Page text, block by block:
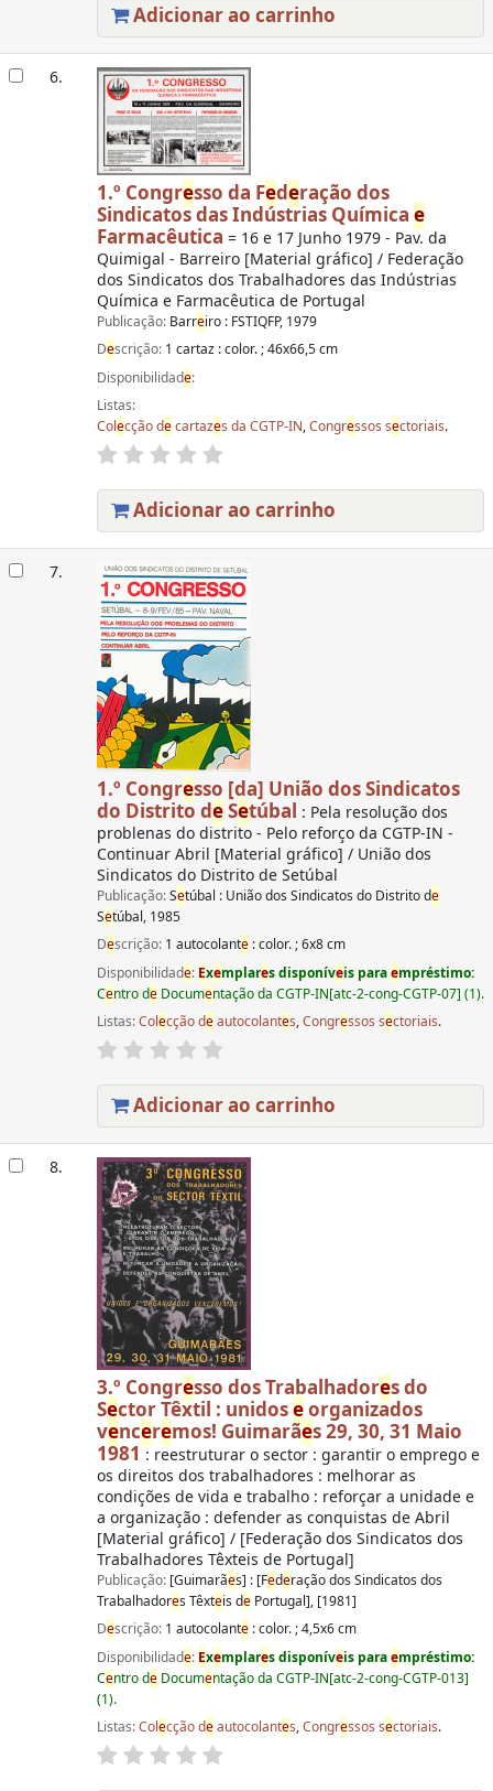
Adicionar ao carrinho
6.
1.º Congresso da Federação dos
Sindicatos das Indústrias Química e
Farmacêutica = 16 e 17 Junho 1979 - Pav. da
Quimigal - Barreiro [Material gráfico] / Federação
dos Sindicatos dos Trabalhadores das Indústrias
Química e Farmacêutica de Portugal
Publicação: Barreiro : FSTIQFP, 1979
Descrição: 1 cartaz : color. ; 46x66,5 cm
Disponibilidade:
Listas:
Colecção decartazes da CGTP-IN,Congressos sectoriais.
Adicionar ao carrinho
7.
1.º Congresso [da] União dos Sindicatos
do Distrito deSetúbal : Pela resolução dos
problenas do distrito - Pelo reforço da CGTP-IN -
Continuar Abril [Material gráfico] / União dos
Sindicatos do Distrito de Setúbal
Publicação:Setúbal : União dos Sindicatos do Distrito de
Setúbal, 1985
Descrição: 1 autocolante: color. ; 6x8 cm
Disponibilidade: Exemplares disponíveis paraempréstimo:
Centro deDocumentação da CGTP-IN[atc-2-cong-CGTP-07] (1).
Listas:Colecção deautocolantes,Congressos sectoriais.
Adicionar ao carrinho
8.
3.º Congresso dos Trabalhadores do
Sector Têxtil : unidoseorganizados
venceremos! Guimarães 29, 30, 31 Maio
1981 : reestruturar o sector : garantir o emprego e
os direitos dos trabalhadores : melhorar as
condições de vida e trabalho : reforçar a unidade e
a organização : defender as conquistas de Abril
[Material gráfico] / [Federação dos Sindicatos dos
Trabalhadores Têxteis de Portugal]
Publicação: [Guimarães] : [Federação dos Sindicatos dos
Trabalhadores Têxteis dePortugal], [1981]
Descrição: 1 autocolante: color. ; 4,5x6 cm
Disponibilidade: Exemplares disponíveis paraempréstimo:
Centro deDocumentação da CGTP-IN[atc-2-cong-CGTP-013]
(1).
Listas:Colecção deautocolantes,Congressos sectoriais.